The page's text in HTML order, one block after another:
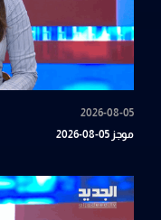
2026-08-05
موجز 05-08-2026